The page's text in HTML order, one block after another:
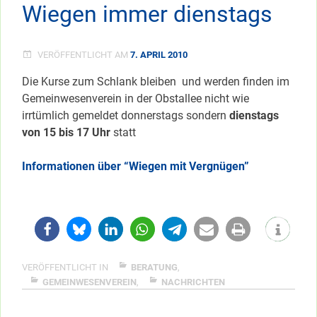
Wiegen immer dienstags
VERÖFFENTLICHT AM 7. APRIL 2010
Die Kurse zum Schlank bleiben und werden finden im
Gemeinwesenverein in der Obstallee nicht wie
irrtümlich gemeldet donnerstags sondern dienstags
von 15 bis 17 Uhr statt
Informationen über “Wiegen mit Vergnügen”
VERÖFFENTLICHT IN BERATUNG,
GEMEINWESENVEREIN, NACHRICHTEN